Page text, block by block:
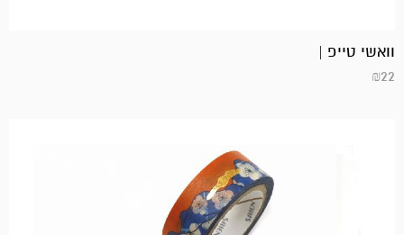
וואשי טייפ |
₪22